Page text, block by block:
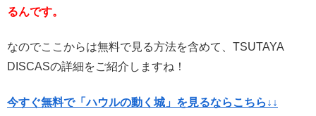
るんです。
なのでここからは無料で見る方法を含めて、TSUTAYA
DISCASの詳細をご紹介しますね！
今すぐ無料で「ハウルの動く城」を見るならこちら↓↓